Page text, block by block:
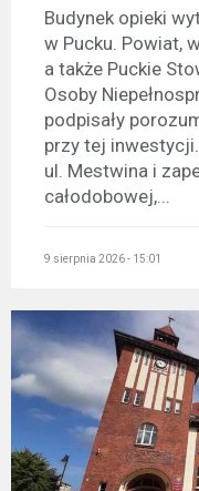
Budynek opieki
w Pucku. Powiat,
a także Puckie
Osoby
podpisały
przy tej
ul. Mestwina i
całodobowej,...
9 sierpnia 2026 - 15:01